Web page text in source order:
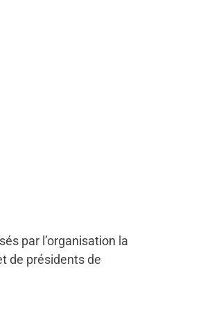
par l’organisation la
de présidents de